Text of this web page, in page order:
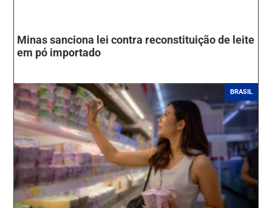
Minas sanciona lei contra reconstituição de leite
em pó importado
BRASIL